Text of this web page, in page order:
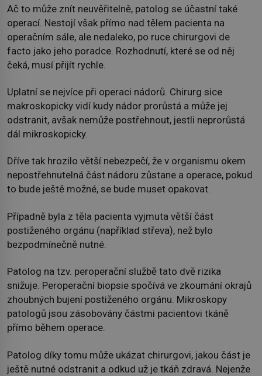
Ač to může znít neuvěřitelně, patolog se účastní také
operací. Nestojí však přímo nad tělem pacienta na
operačním sále, ale nedaleko, po ruce chirurgovi de
facto jako jeho poradce. Rozhodnutí, které se od něj
čeká, musí přijít rychle.
Uplatní se nejvíce při operaci nádorů. Chirurg sice
makroskopicky vidí kudy nádor prorůstá a může jej
odstranit, avšak nemůže postřehnout, jestli neprorůstá
dál mikroskopicky.
Dříve tak hrozilo větší nebezpečí, že v organismu okem
nepostřehnutelná část nádoru zůstane a operace, pokud
to bude ještě možné, se bude muset opakovat.
Případně byla z těla pacienta vyjmuta větší část
postiženého orgánu (například střeva), než bylo
bezpodmínečně nutné.
Patolog na tzv. peroperační službě tato dvě rizika
snižuje. Peroperační biopsie spočívá ve zkoumání okrajů
zhoubných bujení postiženého orgánu. Mikroskopy
patologů jsou zásobovány částmi pacientovi tkáně
přímo během operace.
Patolog díky tomu může ukázat chirurgovi, jakou část je
ještě nutné odstranit a odkud už je tkáň zdravá. Nejenže